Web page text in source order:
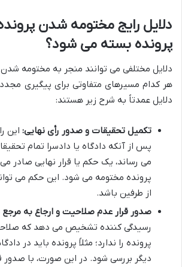
دلایل رایج مختومه شدن
پرونده بسته می شود؟
دلایل مختلفی می توانند منجر به مختومه
هر کدام مسیرهای متفاوتی برای پیگیری
دلایل عمدتاً به شرح زیر هستند:
تکمیل تحقیقات و صدور رأی نهایی: این
پس از آنکه دادگاه یا دادسرا تمام
می رساند، یک حکم یا قرار نهایی صادر
پرونده مختومه می شود. این حکم می
از طرفین باشد.
صدور قرار عدم صلاحیت و ارجاع به مرجع
رسیدگی کننده تشخیص می دهد که
پرونده را ندارد؛ مثلاً پرونده باید در
دیگر بررسی شود. در این صورت، با صدور